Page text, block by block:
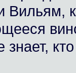
Вильям,
знает,